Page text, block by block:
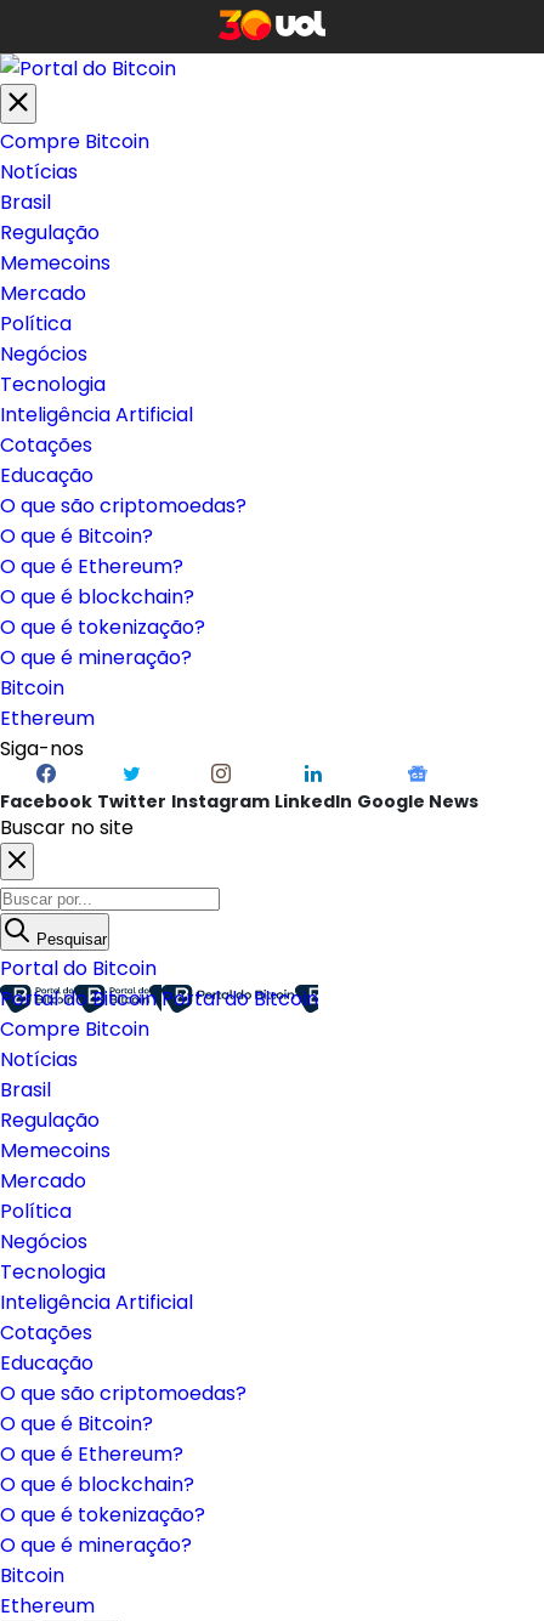
Compre Bitcoin
Notícias
Brasil
Regulação
Memecoins
Mercado
Política
Negócios
Tecnologia
Inteligência Artificial
Cotações
Educação
O que são criptomoedas?
O que é Bitcoin?
O que é Ethereum?
O que é blockchain?
O que é tokenização?
O que é mineração?
Bitcoin
Ethereum
Siga-nos
Facebook Twitter Instagram LinkedIn Google News
Buscar no site
Pesquisar
Portal do Bitcoin
Portal do BitcoinPortal do Bitcoin
Compre Bitcoin
Notícias
Brasil
Regulação
Memecoins
Mercado
Política
Negócios
Tecnologia
Inteligência Artificial
Cotações
Educação
O que são criptomoedas?
O que é Bitcoin?
O que é Ethereum?
O que é blockchain?
O que é tokenização?
O que é mineração?
Bitcoin
Ethereum